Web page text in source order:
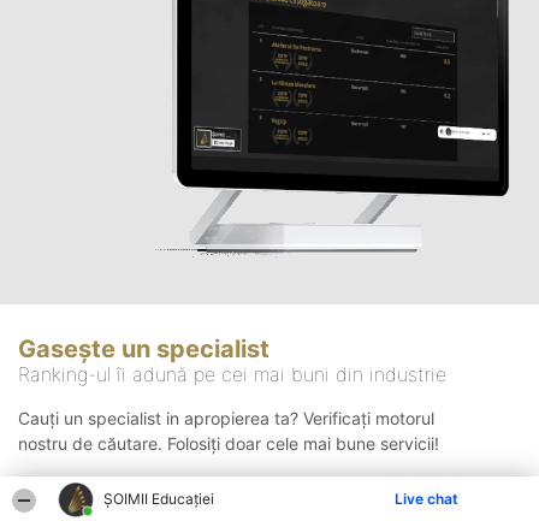
ȘOIMII Educației Live chat
Gasește un specialist
Ranking-ul îi adună pe cei mai buni din industrie
Cauți un specialist in apropierea ta? Verificați motorul
nostru de căutare. Folosiți doar cele mai bune servicii!